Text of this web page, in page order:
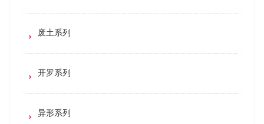
废土系列
开罗系列
异形系列